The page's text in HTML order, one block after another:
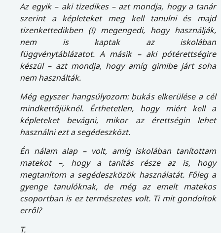
Az egyik – aki tizedikes – azt mondja, hogy a tanár
szerint a képleteket meg kell tanulni és majd
tizenkettedikben (!) megengedi, hogy használják,
nem is kaptak az iskolában
függvénytáblázatot.A másik – aki pótérettségire
készül – azt mondja, hogy amíg gimibe járt soha
nem használták.
Még egyszer hangsúlyozom: bukás elkerülése a cél
mindkettőjüknél. Érthetetlen, hogy miért kell a
képleteket bevágni, mikor az érettségin lehet
használni ezt a segédeszközt.
Én nálam alap – volt, amíg iskolában tanítottam
matekot –, hogy a tanítás része az is, hogy
megtanítom a segédeszközök használatát. Főleg a
gyenge tanulóknak, de még az emelt matekos
csoportban is ez természetes volt. Ti mit gondoltok
erről?
T.